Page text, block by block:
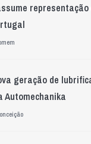
geração de
Automechanika